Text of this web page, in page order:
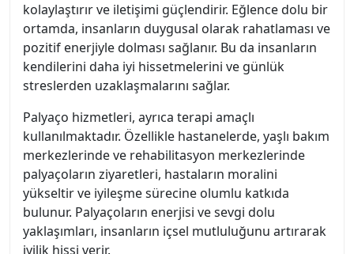
kolaylaştırır ve iletişimi güçlendirir. Eğlence dolu bir
ortamda, insanların duygusal olarak rahatlaması ve
pozitif enerjiyle dolması sağlanır. Bu da insanların
kendilerini daha iyi hissetmelerini ve günlük
streslerden uzaklaşmalarını sağlar.
Palyaço hizmetleri, ayrıca terapi amaçlı
kullanılmaktadır. Özellikle hastanelerde, yaşlı bakım
merkezlerinde ve rehabilitasyon merkezlerinde
palyaçoların ziyaretleri, hastaların moralini
yükseltir ve iyileşme sürecine olumlu katkıda
bulunur. Palyaçoların enerjisi ve sevgi dolu
yaklaşımları, insanların içsel mutluluğunu artırarak
iyilik hissi verir.